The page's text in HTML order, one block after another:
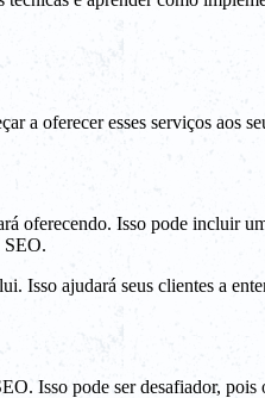
a oferecer esses serviços aos
oferecendo. Isso pode incluir
SEO.
Isso ajudará seus clientes a
Isso pode ser desafiador,